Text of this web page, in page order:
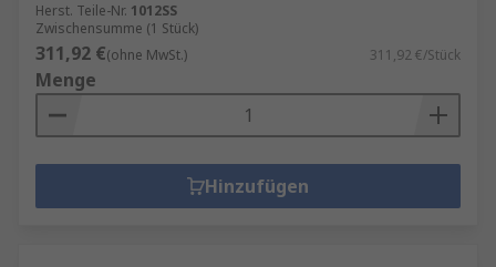
Herst. Teile-Nr. 1012SS
Zwischensumme (1 Stück)
311,92 €(ohne MwSt.) 311,92 €/Stück
Menge
Hinzufügen